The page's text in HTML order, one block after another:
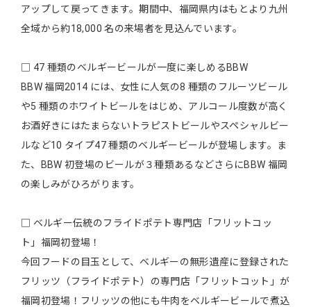
アップして戻ってきます。期間中、福岡県内はもとより九州
全域から約18,000 名の来場者を見込んでいます。
□ 47 種類のベルギービールが一度に楽しめるBBW
BBW 福岡2014 には、女性に人気の8 種類のフルーツビール
や5 種類のホワイトビールをはじめ、アルコール度数が高く
お酒好きにはたまらないトラピストビールやスペシャルビー
ルなど10 タイプ47 種類のベルギービールが登場します。ま
た、BBW 初登場のビールが３種類あるなどさらにBBW 福岡
の楽しみがひろがります。
□ ベルギー伝統のフライドポテト専門店「フリットコッ
ト」福岡初登場！
今回フードの目玉として、ベルギーの無形遺産に登録された
フリッツ（フライドポテト）の専門店「フリットコット」が
福岡初登場！フリッツの他にも牛肉をベルギービールで煮込